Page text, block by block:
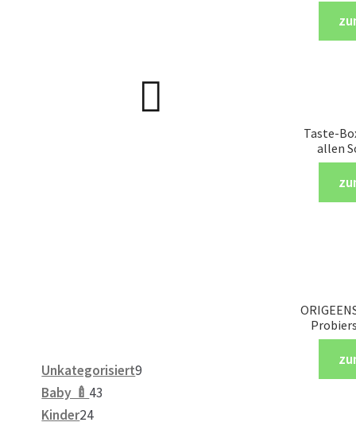
Taste-
allen
Unkategorisiert9
Baby 🍼 43
Kinder2424